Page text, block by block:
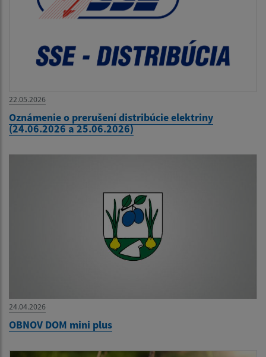
22.05.2026
Oznámenie o prerušení distribúcie elektriny
(24.06.2026 a 25.06.2026)
24.04.2026
OBNOV DOM mini plus